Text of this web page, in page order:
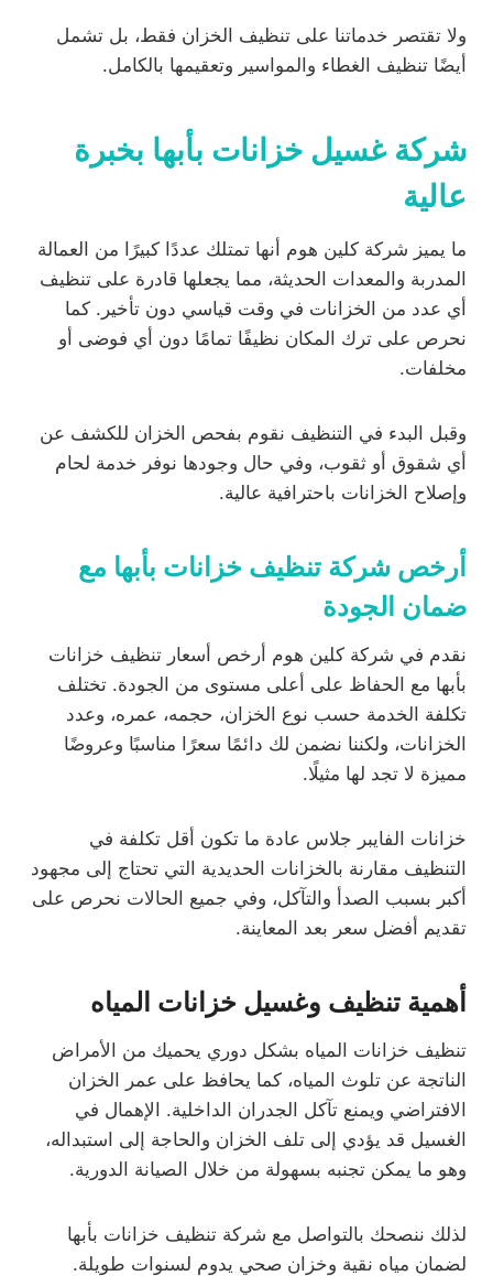
ولا تقتصر خدماتنا على تنظيف الخزان فقط، بل تشمل
أيضًا تنظيف الغطاء والمواسير وتعقيمها بالكامل.
شركة غسيل خزانات بأبها بخبرة
عالية
ما يميز شركة كلين هوم أنها تمتلك عددًا كبيرًا من العمالة
المدربة والمعدات الحديثة، مما يجعلها قادرة على تنظيف
أي عدد من الخزانات في وقت قياسي دون تأخير. كما
نحرص على ترك المكان نظيفًا تمامًا دون أي فوضى أو
مخلفات.
وقبل البدء في التنظيف نقوم بفحص الخزان للكشف عن
أي شقوق أو ثقوب، وفي حال وجودها نوفر خدمة لحام
وإصلاح الخزانات باحترافية عالية.
أرخص شركة تنظيف خزانات بأبها مع
ضمان الجودة
نقدم في شركة كلين هوم أرخص أسعار تنظيف خزانات
بأبها مع الحفاظ على أعلى مستوى من الجودة. تختلف
تكلفة الخدمة حسب نوع الخزان، حجمه، عمره، وعدد
الخزانات، ولكننا نضمن لك دائمًا سعرًا مناسبًا وعروضًا
مميزة لا تجد لها مثيلًا.
خزانات الفايبر جلاس عادة ما تكون أقل تكلفة في
التنظيف مقارنة بالخزانات الحديدية التي تحتاج إلى مجهود
أكبر بسبب الصدأ والتآكل، وفي جميع الحالات نحرص على
تقديم أفضل سعر بعد المعاينة.
أهمية تنظيف وغسيل خزانات المياه
تنظيف خزانات المياه بشكل دوري يحميك من الأمراض
الناتجة عن تلوث المياه، كما يحافظ على عمر الخزان
الافتراضي ويمنع تآكل الجدران الداخلية. الإهمال في
الغسيل قد يؤدي إلى تلف الخزان والحاجة إلى استبداله،
وهو ما يمكن تجنبه بسهولة من خلال الصيانة الدورية.
لذلك ننصحك بالتواصل مع شركة تنظيف خزانات بأبها
لضمان مياه نقية وخزان صحي يدوم لسنوات طويلة.